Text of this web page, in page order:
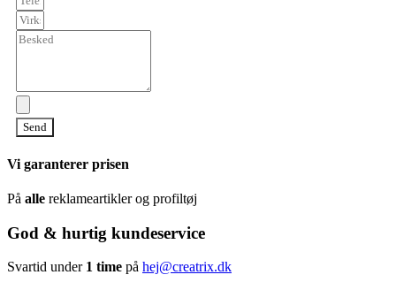
Send
Vi garanterer prisen
På alle reklameartikler og profiltøj
God & hurtig kundeservice
Svartid under 1 time på hej@creatrix.dk